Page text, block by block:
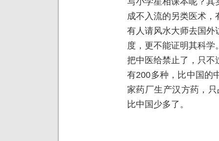
成不入流的另类医术
有人请风水大师去国外
度，更不能证明其科
把中医给禁止了，只不
有200多种，比中国的
家药厂生产汉方药，
比中国少多了。